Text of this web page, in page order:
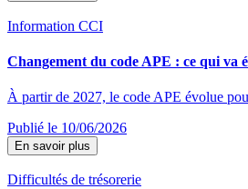
Information CCI
Changement du code APE : ce qui va
À partir de 2027, le code APE évolue
Publié le 10/06/2026
En savoir plus
Difficultés de trésorerie